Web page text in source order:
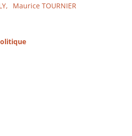
Maurice TOURNIER